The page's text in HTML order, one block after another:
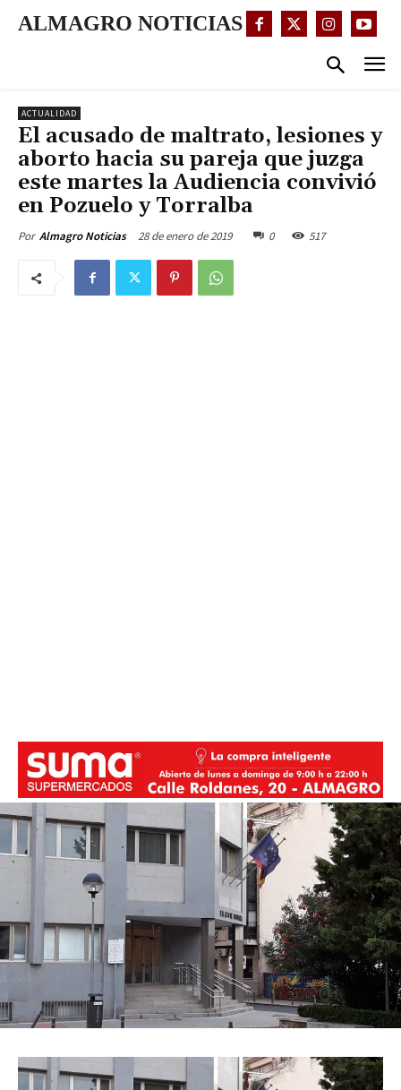
ALMAGRO NOTICIAS
ACTUALIDAD
El acusado de maltrato, lesiones y
aborto hacia su pareja que juzga
este martes la Audiencia convivió
en Pozuelo y Torralba
Por Almagro Noticias 28 de enero de 2019 0 517